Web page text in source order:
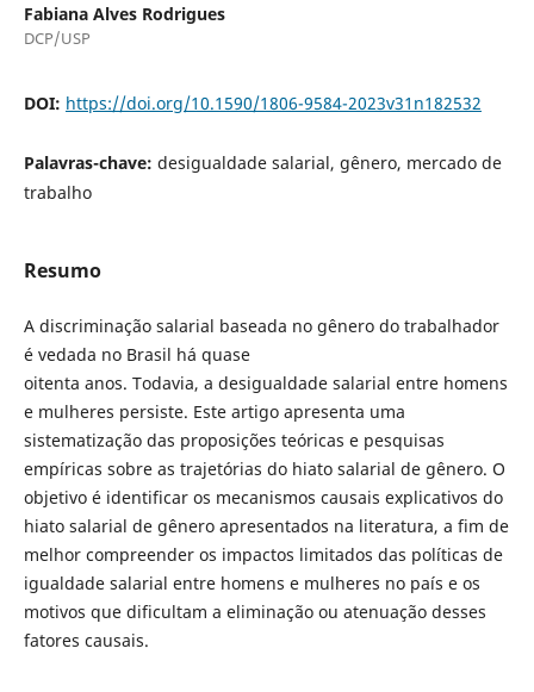
Fabiana Alves Rodrigues
DCP/USP
DOI: https://doi.org/10.1590/1806-9584-2023v31n182532
Palavras-chave: desigualdade salarial, gênero, mercado de
trabalho
Resumo
A discriminação salarial baseada no gênero do trabalhador
é vedada no Brasil há quase
oitenta anos. Todavia, a desigualdade salarial entre homens
e mulheres persiste. Este artigo apresenta uma
sistematização das proposições teóricas e pesquisas
empíricas sobre as trajetórias do hiato salarial de gênero. O
objetivo é identificar os mecanismos causais explicativos do
hiato salarial de gênero apresentados na literatura, a fim de
melhor compreender os impactos limitados das políticas de
igualdade salarial entre homens e mulheres no país e os
motivos que dificultam a eliminação ou atenuação desses
fatores causais.